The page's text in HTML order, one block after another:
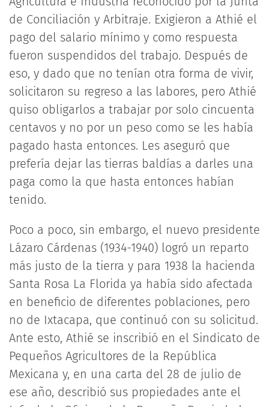
de Conciliación y Arbitraje. Exigieron a Athié el
pago del salario mínimo y como respuesta
fueron suspendidos del trabajo. Después de
eso, y dado que no tenían otra forma de vivir,
solicitaron su regreso a las labores, pero Athié
quiso obligarlos a trabajar por solo cincuenta
centavos y no por un peso como se les había
pagado hasta entonces. Les aseguró que
prefería dejar las tierras baldías a darles una
paga como la que hasta entonces habían
tenido.
Poco a poco, sin embargo, el nuevo presidente
Lázaro Cárdenas (1934-1940) logró un reparto
más justo de la tierra y para 1938 la hacienda
Santa Rosa La Florida ya había sido afectada
en beneficio de diferentes poblaciones, pero
no de Ixtacapa, que continuó con su solicitud.
Ante esto, Athié se inscribió en el Sindicato de
Pequeños Agricultores de la República
Mexicana y, en una carta del 28 de julio de
ese año, describió sus propiedades ante el